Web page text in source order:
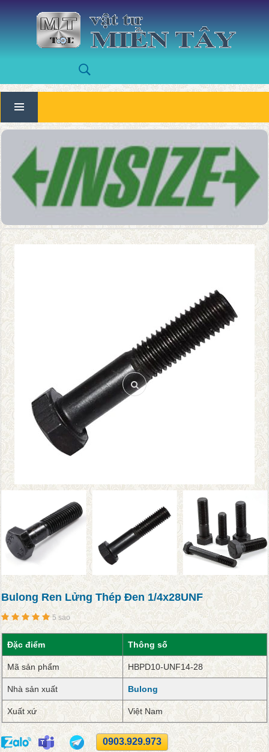
Bulong Ren Lửng Thép Đen 1/4x28UNF
5 sao
Đặc điểm Thông số
Mã sản phẩm HBPD10-UNF14-28
Nhà sản xuất Bulong
Xuất xứ Việt Nam
0903.929.973